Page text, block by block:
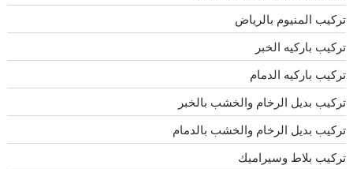
تركيب المنيوم بالرياض
تركيب باركيه الخبر
تركيب باركيه الدمام
تركيب بديل الرخام والخشب بالخبر
تركيب بديل الرخام والخشب بالدمام
تركيب بلاط وسيراميك